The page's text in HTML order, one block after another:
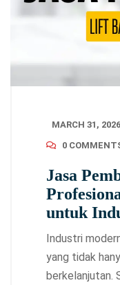
MARCH 31, 2026
0
Jasa
untuk
Industri
yang tidak
berkelanjutan.